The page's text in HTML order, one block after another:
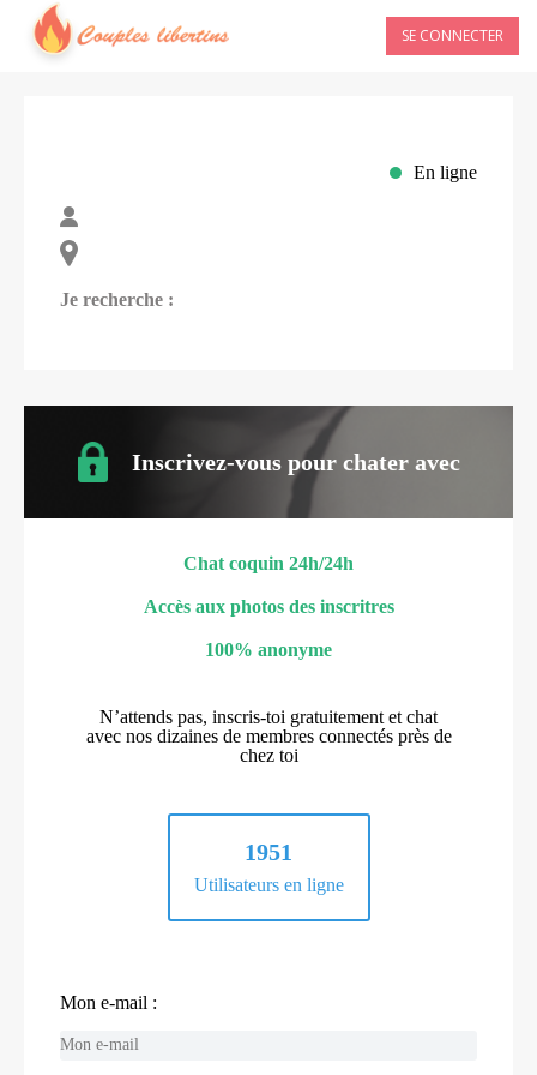
SE CONNECTER
En ligne
Je recherche :
Inscrivez-vous pour chater avec
Chat coquin 24h/24h
Accès aux photos des inscritres
100% anonyme
N’attends pas, inscris-toi gratuitement et chat
avec nos dizaines de membres connectés près de
chez toi
1951
Utilisateurs en ligne
Mon e-mail :